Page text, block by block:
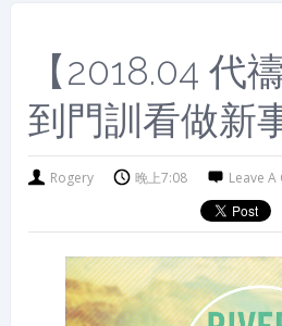
【2018.04 代
到門訓看做新
Rogery 晚上7:08 Leave